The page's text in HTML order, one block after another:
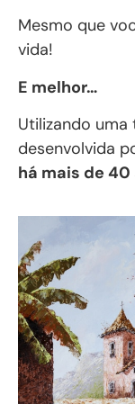
Mesmo que
vida!
E melhor…
Utilizando
desenvolvida
há mais de